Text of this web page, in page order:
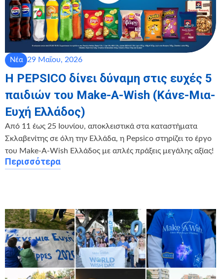
Νέα 29 Μαΐου, 2026
Η PEPSICO δίνει δύναμη στις ευχές 5
παιδιών του Make-A-Wish (Κάνε-Μια-
Ευχή Ελλάδος)
Από 11 έως 25 Ιουνίου, αποκλειστικά στα καταστήματα
Σκλαβενίτης σε όλη την Ελλάδα, η Pepsico στηρίζει το έργο
του Make-A-Wish Ελλάδος με απλές πράξεις μεγάλης αξίας!
Περισσότερα